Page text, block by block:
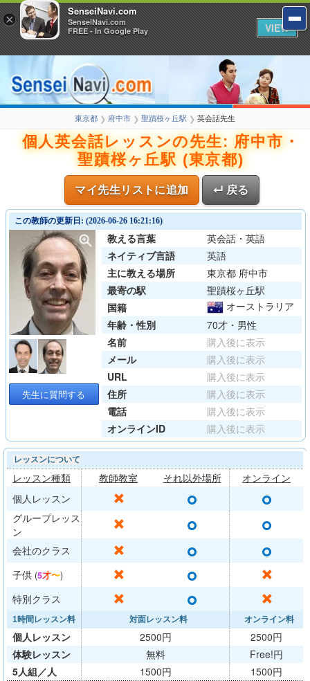
東京都 ❯ 府中市 ❯ 聖蹟桜ヶ丘駅 ❯ 英会話先生
個人英会話レッスンの先生: 府中市・
聖蹟桜ヶ丘駅 (東京都)
マイ先生リストに追加 ↵ 戻る
この教師の更新日: (2026-06-26 16:21:16)
先生に質問する
教える言葉
英会話・英語
ネイティブ言語
英語
主に教える場所
東京都 府中市
最寄の駅
聖蹟桜ヶ丘駅
国籍
オーストラリア
年齢・性別
70才・男性
名前
購入後に表示
メール
購入後に表示
URL
購入後に表示
住所
購入後に表示
電話
購入後に表示
オンラインID
購入後に表示
レッスンについて
レッスン種類 教師教室 それ以外場所
オンライン
個人レッスン
✕ ○ ○
グループレッス
ン
✕ ○ ○
会社のクラス ✕ ○ ○
子供 (5才〜) ✕ ○ ✕
特別クラス ✕ ○ ✕
1時間レッスン料 対面レッスン料 オンライン料
個人レッスン 2500円
2500円
体験レッスン
無料
Free!円
5人組／人
1500円
1500円
×
SenseiNavi.com
SenseiNavi.com
FREE - In Google Play
VIEW